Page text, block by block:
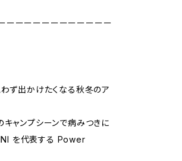
ーーーーーーーーーーーー
ず出かけたくなる秋冬のア
ャンプシーンで病みつきに
を代表する Power